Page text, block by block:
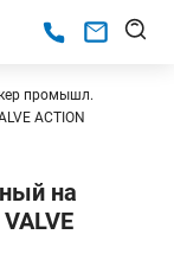
промышл.
ACTION
на